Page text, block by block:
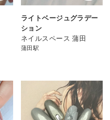
ライトベージュグラデー
ション
ネイルスペース 蒲田
蒲田駅